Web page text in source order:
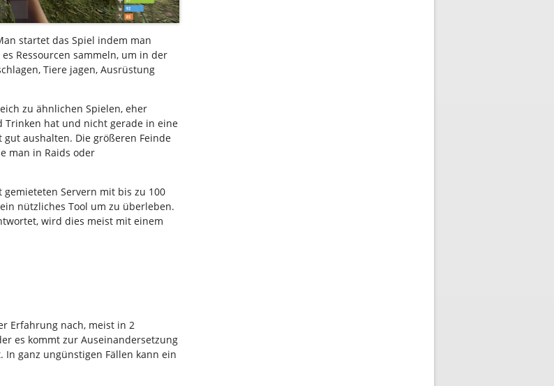
startet das Spiel indem man
Ressourcen sammeln, um in der
Tiere jagen, Ausrüstung
zu ähnlichen Spielen, eher
Trinken hat und nicht gerade in eine
aushalten. Die größeren Feinde
man in Raids oder
Servern mit bis zu 100
nützliches Tool um zu überleben.
wird dies meist mit einem
Erfahrung nach, meist in 2
es kommt zur Auseinandersetzung
ganz ungünstigen Fällen kann ein